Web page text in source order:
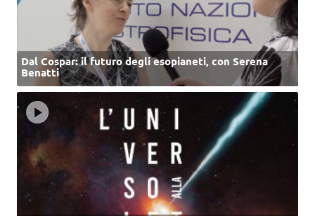
Dal Cospar: il futuro degli esopianeti, con Serena
Benatti